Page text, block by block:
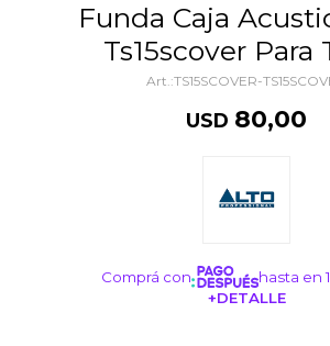
Funda Caja Acustica Alto
Ts15scover Para
TS15SCOVER-
USD 80,00
Comprá con
hasta en
+DETALLE